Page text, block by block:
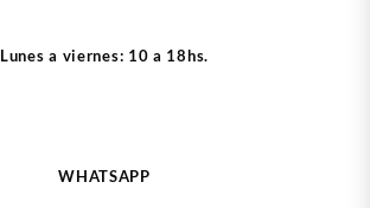
Lunes a viernes: 10 a 18hs.
WHATSAPP